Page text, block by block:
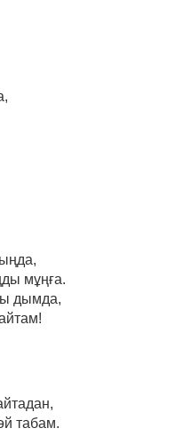
мұңға.
дымда,
табам.